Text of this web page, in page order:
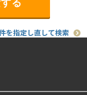
を指定し直して検索